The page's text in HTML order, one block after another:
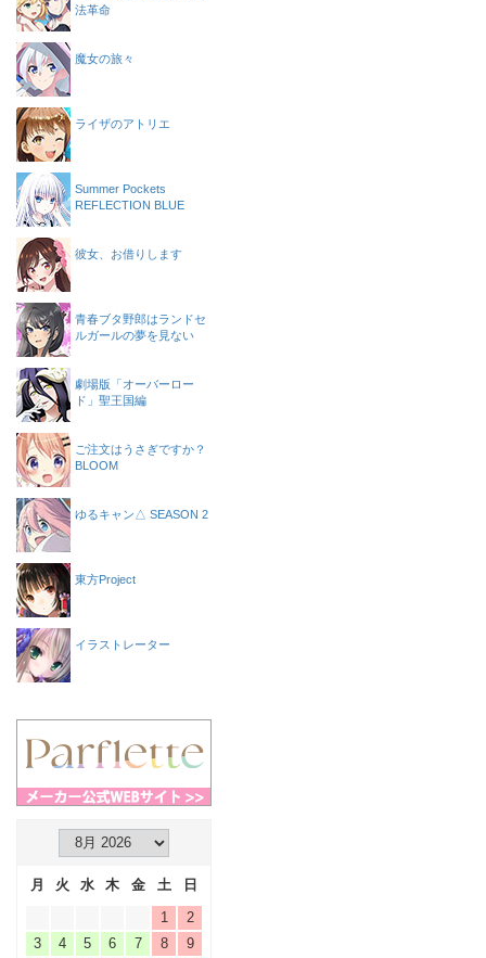
法革命
魔女の旅々
ライザのアトリエ
Summer Pockets
REFLECTION BLUE
彼女、お借りします
青春ブタ野郎はランドセ
ルガールの夢を見ない
劇場版「オーバーロー
ド」聖王国編
ご注文はうさぎですか？
BLOOM
ゆるキャン△ SEASON 2
東方Project
イラストレーター
月 火 水 木 金 土
日
1
2
3
4 5 6 7 8
9